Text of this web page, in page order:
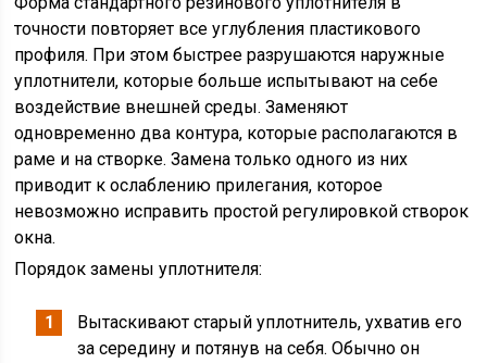
точности повторяет все углубления пластикового
профиля. При этом быстрее разрушаются наружные
уплотнители, которые больше испытывают на себе
воздействие внешней среды. Заменяют
одновременно два контура, которые располагаются в
раме и на створке. Замена только одного из них
приводит к ослаблению прилегания, которое
невозможно исправить простой регулировкой створок
окна.
Порядок замены уплотнителя:
Вытаскивают старый уплотнитель, ухватив его
за середину и потянув на себя. Обычно он